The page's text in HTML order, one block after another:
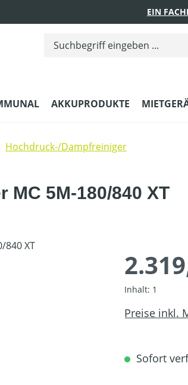
EIN
AKKUPRODUKTE
Hochdruck-/Dampfreiniger
5M-180/840 XT
Inhalt: 1
Preise inkl.
Sofort